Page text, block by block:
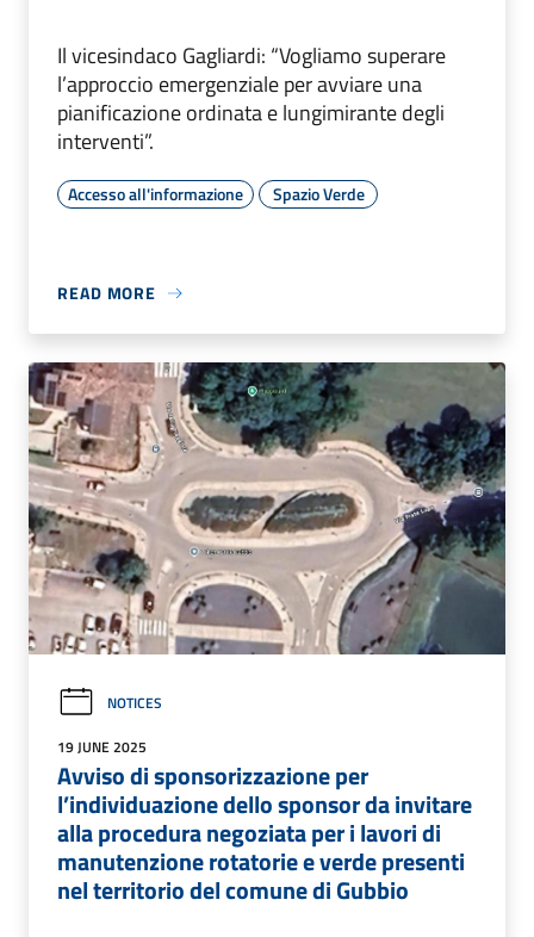
Il vicesindaco Gagliardi: “Vogliamo superare
l’approccio emergenziale per avviare una
pianificazione ordinata e lungimirante degli
interventi”.
Accesso all'informazione Spazio Verde
READ MORE
NOTICES
19 JUNE 2025
Avviso di sponsorizzazione per
l’individuazione dello sponsor da invitare
alla procedura negoziata per i lavori di
manutenzione rotatorie e verde presenti
nel territorio del comune di Gubbio